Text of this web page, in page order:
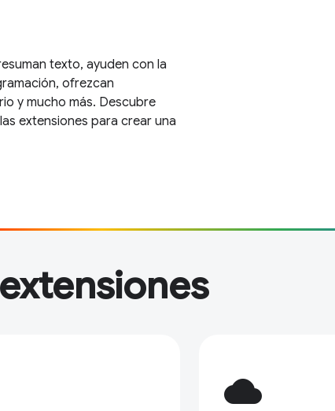
texto, ayuden con la
ofrezcan
y mucho más. Descubre
extensiones para crear una
cloud